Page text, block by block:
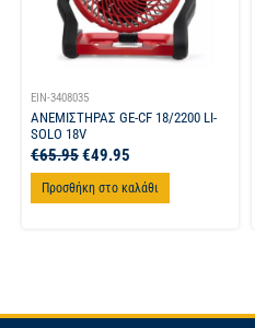
EIN-3408035
ΑΝΕΜΙΣΤΗΡΑΣ GE-CF 18/2200 LI-
SOLO 18V
€65.95€49.95
Προσθήκη στο καλάθι